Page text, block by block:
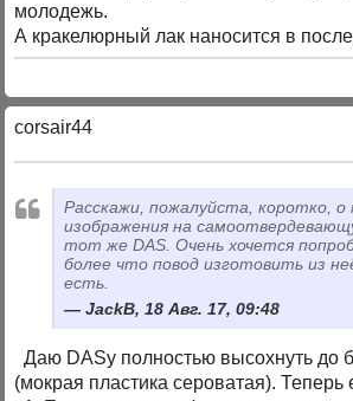
молодежь.
А кракелюрный лак наносится в
corsair44
Расскажи, пожалуйста, коротко, о
изображения на
тот же DAS. Очень хочется
более что повод изготовить из
есть.
JackB, 18 Авг. 17, 09:48
Даю DASу полностью высохнуть до
(мокрая пластика сероватая). Теперь